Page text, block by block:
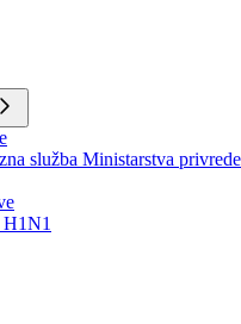
služba Ministarstva privrede